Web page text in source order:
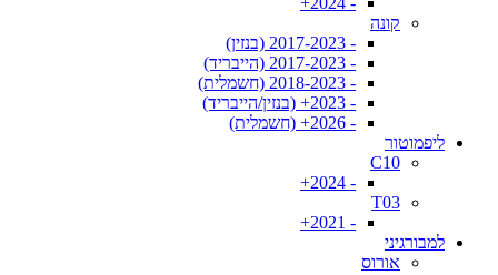
קונה
- 2017-2023 (בנזין)
- 2017-2023 (הייבריד)
- 2018-2023 (חשמלית)
- 2023+ (בנזין/הייבריד)
- 2026+ (חשמלית)
ליפמוטור
C10
- 2024+
T03
- 2021+
למבורגיני
אורוס